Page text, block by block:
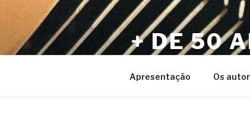
Pular
para
o
conteúdo
+ DE 50
Apresentação Os